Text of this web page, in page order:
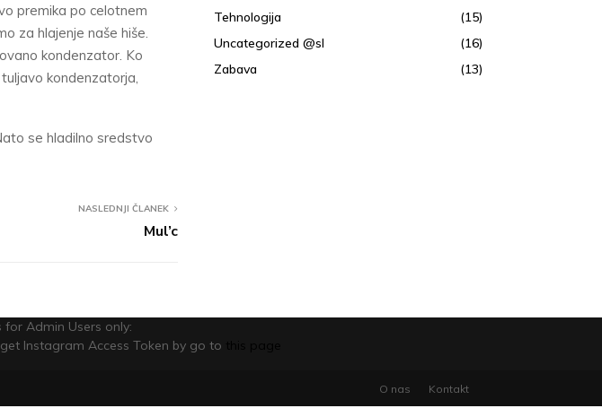
premika po celotnem
za hlajenje naše hiše.
kondenzator. Ko
kondenzatorja,
se hladilno sredstvo
NASLEDNJI ČLANEK
Mul’c
Tehnologija
(15)
Uncategorized @sl
(16)
Zabava
(13)
Admin Users only:
Instagram Access Token by go to
O nas Kontakt